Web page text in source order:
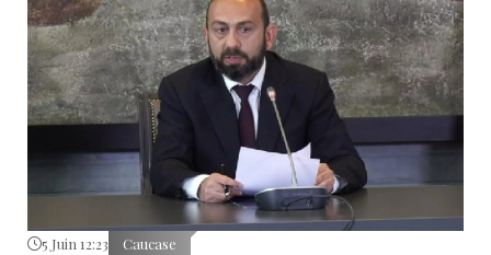
5 Juin 12:23 Caucase